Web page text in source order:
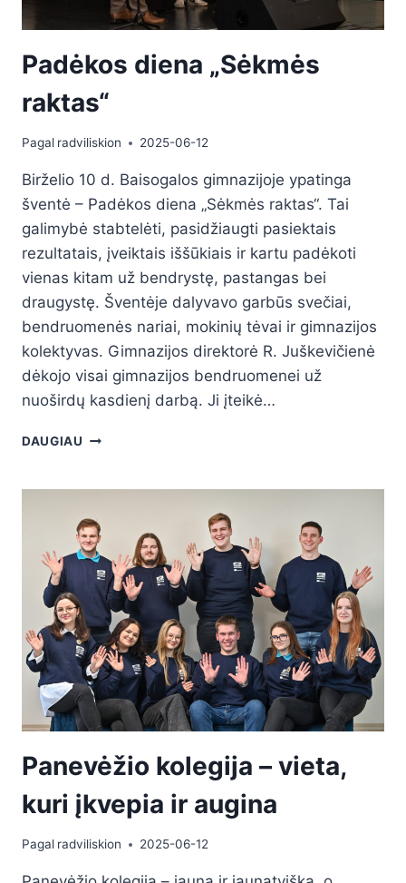
Padėkos diena „Sėkmės
raktas“
Pagal radviliskion 2025-06-12
Birželio 10 d. Baisogalos gimnazijoje ypatinga
šventė – Padėkos diena „Sėkmės raktas“. Tai
galimybė stabtelėti, pasidžiaugti pasiektais
rezultatais, įveiktais iššūkiais ir kartu padėkoti
vienas kitam už bendrystę, pastangas bei
draugystę. Šventėje dalyvavo garbūs svečiai,
bendruomenės nariai, mokinių tėvai ir gimnazijos
kolektyvas. Gimnazijos direktorė R. Juškevičienė
dėkojo visai gimnazijos bendruomenei už
nuoširdų kasdienį darbą. Ji įteikė…
DAUGIAU
Panevėžio kolegija – vieta,
kuri įkvepia ir augina
Pagal radviliskion 2025-06-12